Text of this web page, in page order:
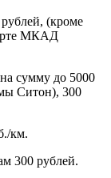
(кроме
МКАД
сумму до 5000
Ситон), 300
км.
300 рублей.